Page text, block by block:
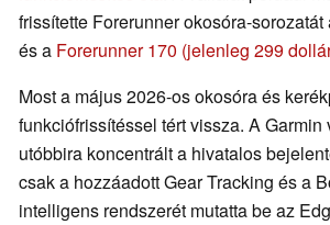
frissítette Forerunner okosóra-sorozatát
és a Forerunner 170 (jelenleg 299
Most a május 2026-os okosóra és
funkciófrissítéssel tért vissza. A Garmin
utóbbira koncentrált a hivatalos
csak a hozzáadott Gear Tracking és a
intelligens rendszerét mutatta be az